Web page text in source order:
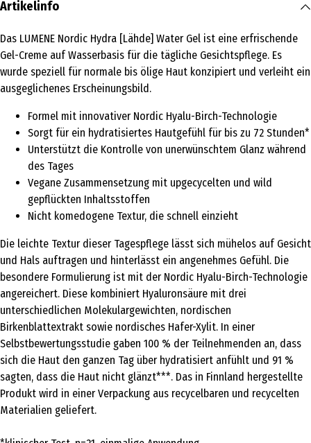
Artikelinfo
Das LUMENE Nordic Hydra [Lähde] Water Gel ist eine erfrischende
Gel-Creme auf Wasserbasis für die tägliche Gesichtspflege. Es
wurde speziell für normale bis ölige Haut konzipiert und verleiht ein
ausgeglichenes Erscheinungsbild.
Formel mit innovativer Nordic Hyalu-Birch-Technologie
Sorgt für ein hydratisiertes Hautgefühl für bis zu 72 Stunden*
Unterstützt die Kontrolle von unerwünschtem Glanz während
des Tages
Vegane Zusammensetzung mit upgecycelten und wild
gepflückten Inhaltsstoffen
Nicht komedogene Textur, die schnell einzieht
Die leichte Textur dieser Tagespflege lässt sich mühelos auf Gesicht
und Hals auftragen und hinterlässt ein angenehmes Gefühl. Die
besondere Formulierung ist mit der Nordic Hyalu-Birch-Technologie
angereichert. Diese kombiniert Hyaluronsäure mit drei
unterschiedlichen Molekulargewichten, nordischen
Birkenblattextrakt sowie nordisches Hafer-Xylit. In einer
Selbstbewertungsstudie gaben 100 % der Teilnehmenden an, dass
sich die Haut den ganzen Tag über hydratisiert anfühlt und 91 %
sagten, dass die Haut nicht glänzt***. Das in Finnland hergestellte
Produkt wird in einer Verpackung aus recycelbaren und recycelten
Materialien geliefert.